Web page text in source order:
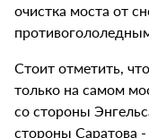
очистка моста от
Стоит отметить,
только на самом
со стороны
стороны Саратова